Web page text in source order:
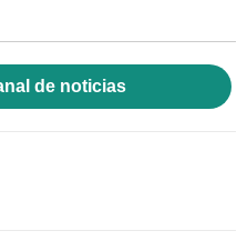
de noticias